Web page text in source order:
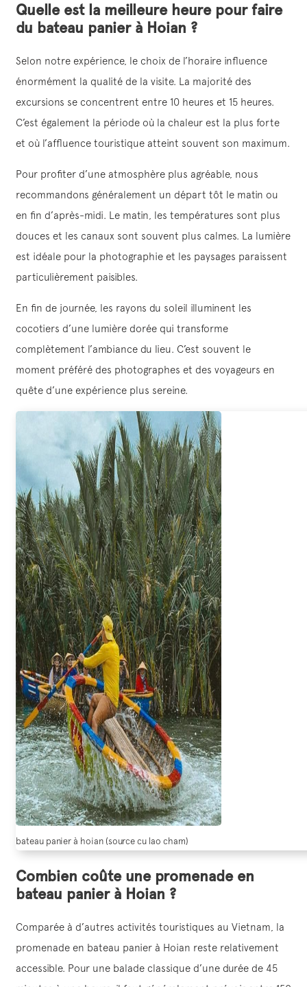
Quelle est la meilleure heure pour faire
du bateau panier à Hoian ?
Selon notre expérience, le choix de l’horaire influence
énormément la qualité de la visite. La majorité des
excursions se concentrent entre 10 heures et 15 heures.
C’est également la période où la chaleur est la plus forte
et où l’affluence touristique atteint souvent son maximum.
Pour profiter d’une atmosphère plus agréable, nous
recommandons généralement un départ tôt le matin ou
en fin d’après-midi. Le matin, les températures sont plus
douces et les canaux sont souvent plus calmes. La lumière
est idéale pour la photographie et les paysages paraissent
particulièrement paisibles.
En fin de journée, les rayons du soleil illuminent les
cocotiers d’une lumière dorée qui transforme
complètement l’ambiance du lieu. C’est souvent le
moment préféré des photographes et des voyageurs en
quête d’une expérience plus sereine.
bateau panier à hoian (source cu lao cham)
Combien coûte une promenade en
bateau panier à Hoian ?
Comparée à d’autres activités touristiques au Vietnam, la
promenade en bateau panier à Hoian reste relativement
accessible. Pour une balade classique d’une durée de 45